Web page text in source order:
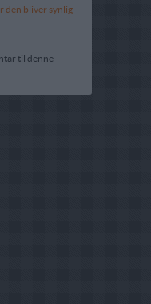
den bliver synlig
til denne